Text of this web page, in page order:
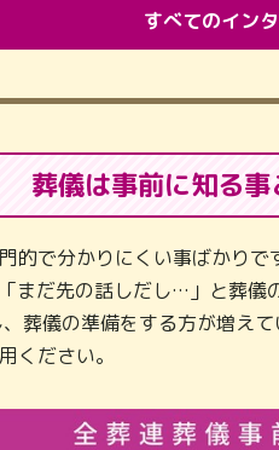
すべてのイン
葬儀は事前に知る
的で分かりにくい事ばかり
まだ先の話しだし…」と葬儀
葬儀の準備をする方が増え
ください。